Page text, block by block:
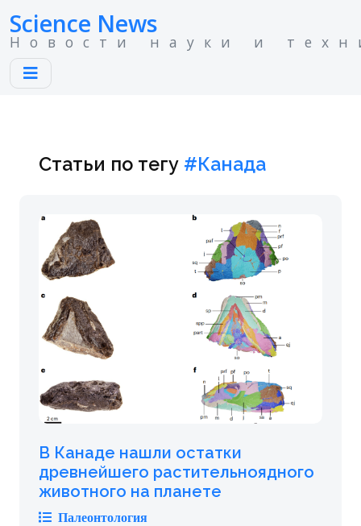
Science News
Новости науки и
Статьи по тегу #Канада
В Канаде нашли остатки
древнейшего растительноядного
животного на планете
Палеонтология